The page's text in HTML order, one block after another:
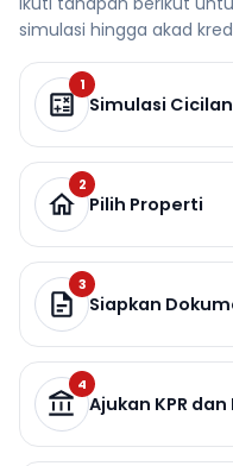
simulasi hingga akad
1
Simulasi Cicilan
2
Pilih Properti
3
Siapkan
4
Ajukan KPR